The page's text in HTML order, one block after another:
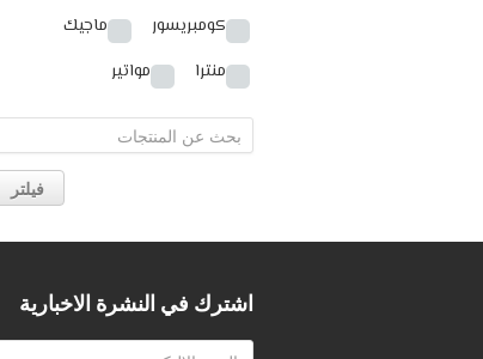
كومبريسور
ماجيك
منترا
مواتير
فيلتر
اشترك في النشرة الاخبارية